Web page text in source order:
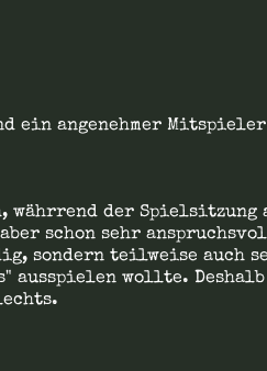
ein angenehmer
währrend der Spielsitzung
schon sehr
sondern teilweise auch
ausspielen wollte.